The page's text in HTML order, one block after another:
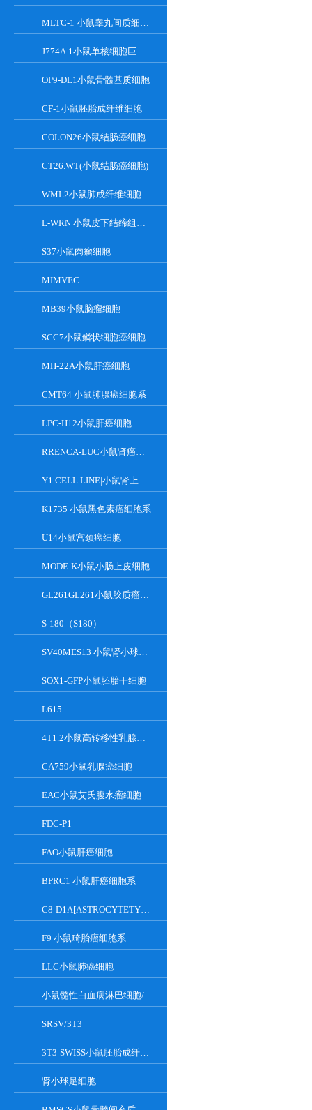
MLTC-1 小鼠睾丸间质细胞瘤细胞系
J774A.1小鼠单核细胞巨噬细胞
OP9-DL1小鼠骨髓基质细胞
CF-1小鼠胚胎成纤维细胞
COLON26小鼠结肠癌细胞
CT26.WT(小鼠结肠癌细胞)
WML2小鼠肺成纤维细胞
L-WRN 小鼠皮下结缔组织细胞系
S37小鼠肉瘤细胞
MIMVEC
MB39小鼠脑瘤细胞
SCC7小鼠鳞状细胞癌细胞
MH-22A小鼠肝癌细胞
CMT64 小鼠肺腺癌细胞系
LPC-H12小鼠肝癌细胞
RRENCA-LUC小鼠肾癌细胞LUC转染株
Y1 CELL LINE|小鼠肾上腺皮质瘤细胞
K1735 小鼠黑色素瘤细胞系
U14小鼠宫颈癌细胞
MODE-K小鼠小肠上皮细胞
GL261GL261小鼠胶质瘤细胞
S-180（S180）
SV40MES13 小鼠肾小球系膜细胞
SOX1-GFP小鼠胚胎干细胞
L615
4T1.2小鼠高转移性乳腺癌细胞
CA759小鼠乳腺癌细胞
EAC小鼠艾氏腹水瘤细胞
FDC-P1
FAO小鼠肝癌细胞
BPRC1 小鼠肝癌细胞系
C8-D1A[ASTROCYTETYPEICLONE]小鼠小脑细胞
F9 小鼠畸胎瘤细胞系
LLC小鼠肺癌细胞
小鼠髓性白血病淋巴细胞/小鼠白血病G-CSF依赖性细胞
SRSV/3T3
3T3-SWISS小鼠胚胎成纤维细胞
肾小球足细胞